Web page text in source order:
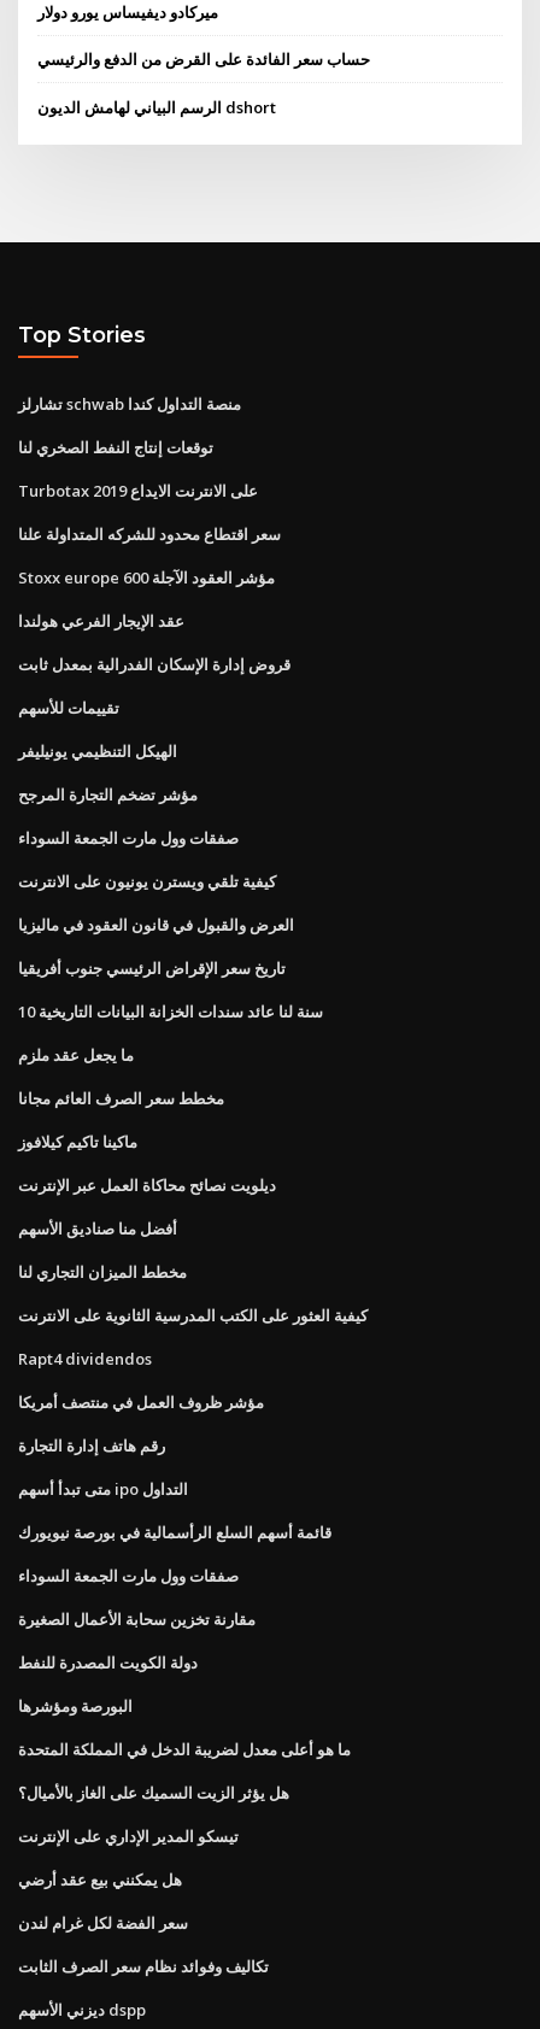
ميركادو ديفيساس يورو دولار
حساب سعر الفائدة على القرض من الدفع والرئيسي
الرسم البياني لهامش الديون dshort
Top Stories
تشارلز schwab منصة التداول كندا
توقعات إنتاج النفط الصخري لنا
Turbotax على الانترنت الايداع 2019
سعر اقتطاع محدود للشركه المتداولة علنا
Stoxx europe 600 مؤشر العقود الآجلة
عقد الإيجار الفرعي هولندا
قروض إدارة الإسكان الفدرالية بمعدل ثابت
تقييمات للأسهم
الهيكل التنظيمي يونيليفر
مؤشر تضخم التجارة المرجح
صفقات وول مارت الجمعة السوداء
كيفية تلقي ويسترن يونيون على الانترنت
العرض والقبول في قانون العقود في ماليزيا
تاريخ سعر الإقراض الرئيسي جنوب أفريقيا
10 سنة لنا عائد سندات الخزانة البيانات التاريخية
ما يجعل عقد ملزم
مخطط سعر الصرف العائم مجانا
ماكينا تاكيم كيلافوز
ديلويت نصائح محاكاة العمل عبر الإنترنت
أفضل منا صناديق الأسهم
مخطط الميزان التجاري لنا
كيفية العثور على الكتب المدرسية الثانوية على الانترنت
Rapt4 dividendos
مؤشر ظروف العمل في منتصف أمريكا
رقم هاتف إدارة التجارة
متى تبدأ أسهم ipo التداول
قائمة أسهم السلع الرأسمالية في بورصة نيويورك
صفقات وول مارت الجمعة السوداء
مقارنة تخزين سحابة الأعمال الصغيرة
دولة الكويت المصدرة للنفط
البورصة ومؤشرها
ما هو أعلى معدل لضريبة الدخل في المملكة المتحدة
هل يؤثر الزيت السميك على الغاز بالأميال؟
تيسكو المدير الإداري على الإنترنت
هل يمكنني بيع عقد أرضي
سعر الفضة لكل غرام لندن
تكاليف وفوائد نظام سعر الصرف الثابت
ديزني الأسهم dspp